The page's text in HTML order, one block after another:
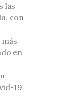
las
con
en
19